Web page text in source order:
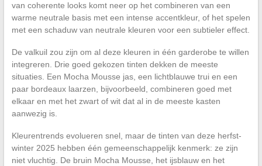
van coherente looks komt neer op het combineren van een
warme neutrale basis met een intense accentkleur, of het spelen
met een schaduw van neutrale kleuren voor een subtieler effect.
De valkuil zou zijn om al deze kleuren in één garderobe te willen
integreren. Drie goed gekozen tinten dekken de meeste
situaties. Een Mocha Mousse jas, een lichtblauwe trui en een
paar bordeaux laarzen, bijvoorbeeld, combineren goed met
elkaar en met het zwart of wit dat al in de meeste kasten
aanwezig is.
Kleurentrends evolueren snel, maar de tinten van deze herfst-
winter 2025 hebben één gemeenschappelijk kenmerk: ze zijn
niet vluchtig. De bruin Mocha Mousse, het ijsblauw en het